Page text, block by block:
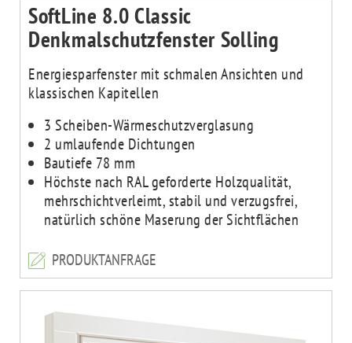
SoftLine 8.0 Classic
Denkmalschutzfenster Solling
Energiesparfenster mit schmalen Ansichten und
klassischen Kapitellen
3 Scheiben-Wärmeschutzverglasung
2 umlaufende Dichtungen
Bautiefe 78 mm
Höchste nach RAL geforderte Holzqualität,
mehrschichtverleimt, stabil und verzugsfrei,
natürlich schöne Maserung der Sichtflächen
PRODUKTANFRAGE